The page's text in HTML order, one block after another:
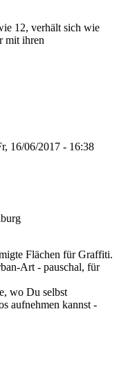
12, verhält sich wie
mit ihren
16/06/2017 - 16:38
Flächen für Graffiti.
Art - pauschal, für
wo Du selbst
aufnehmen kannst -